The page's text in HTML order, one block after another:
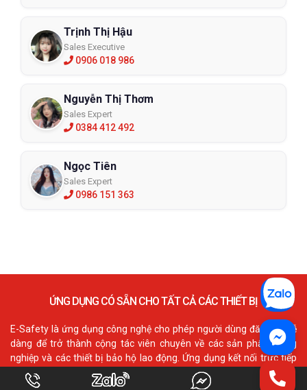
Trịnh Thị Hậu
Sales Executive
0906 018 986
Nguyễn Thị Thơm
Sales Expert
0384 412 492
Ngọc Tiên
Sales Expert
0986 151 363
ỨNG DỤNG CÓ SẴN CHO TẤT CẢ CÁC THIẾT BỊ
E-Safety là ứng dụng công nghệ cho phép người dùng đăng ký dễ
dàng để trở thành cộng tác viên chuyên về các sản phẩm công
nghiệp và các thiết bị bảo hộ lao động. Ứng dụng kết nối trực tiếp
với cổng website chính từ nhà cung cấp hàng hóa. Nó cho phép
người dùng truy cấp đầy đủ các tính năng như danh mục, thông tin